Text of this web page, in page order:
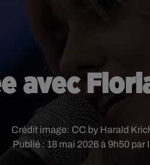
avec
Publié : 18 mai 2026 à 9h50 par
Crédit image: CC by Harald